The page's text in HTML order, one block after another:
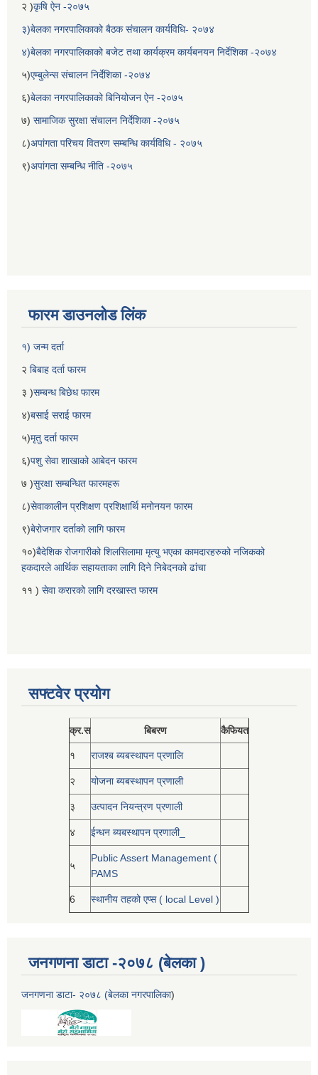
२ )कृषि ऐन -२०७५
३)बेलका नगरपालिकाको बैठक संचालन कार्यविधि- २०७४
४)बेलका नगरपालिकाको बजेट तथा कार्यक्रम कार्यबनयन निर्देशिका -२०७४
५)एम्बुलेन्स संचालन निर्देशिका -२०७४
६)बेलका नगरपालिकाको बिनियोजन ऐन -२०७५
७) सामाजिक सुरक्षा संचालन निर्देशिका -२०७५
८)अपांगता परिचय वितरण सम्बन्धि कार्यविधि - २०७५
९)अपांगता सम्बन्धि नीति -२०७५
फारम डाउनलोड लिंक
१) जन्म दर्ता
२ बिबाह दर्ता फारम
३ )सम्बन्ध बिछेध फारम
४)बसाई सराई फारम
५)मृतु दर्ता फारम
६)पशु सेवा शाखाको आबेदन फारम
७ )सुरक्षा सम्बन्धित फारमहरू
८)सेवाकालीन प्रशिक्षण प्रशिक्षार्थि मनोनयन फारम
९)बेरोजगार दर्ताको लागि फारम
१०)बैदेशिक रोजगारीको शिलसिलामा मृत्यु भएका कामदारहरुको नजिकको
हकदारले आर्थिक सहायताका लागि दिने निबेदनको ढांचा
११ ) सेवा करारको लागि दरखास्त फारम
सफ्टवेर प्रयोग
क्र.स बिबरण कैफियत
१ राजश्ब ब्यबस्थापन प्रणालि
२ योजना ब्यबस्थापन प्रणाली
३ उत्पादन नियन्त्रण प्रणाली
४ ईन्धन ब्यबस्थापन प्रणाली_
५
Public Assert Management (
PAMS
6 स्थानीय तहको एप्स ( local Level )
जनगणना डाटा -२०७८ (बेलका )
जनगणना डाटा- २०७८ (बेलका नगरपालिका)